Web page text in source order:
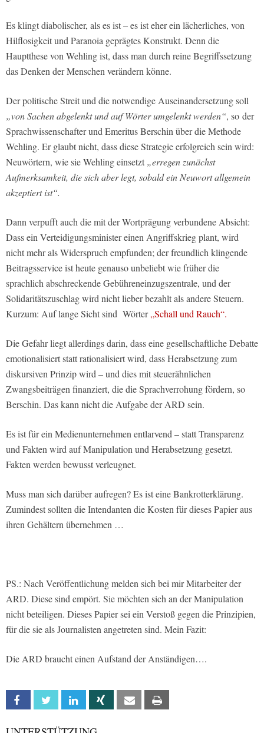
Es klingt diabolischer, als es ist – es ist eher ein lächerliches, von
Hilflosigkeit und Paranoia geprägtes Konstrukt. Denn die
Hauptthese von Wehling ist, dass man durch reine Begriffssetzung
das Denken der Menschen verändern könne.
Der politische Streit und die notwendige Auseinandersetzung soll
„von Sachen abgelenkt und auf Wörter umgelenkt werden“, so der
Sprachwissenschafter und Emeritus Berschin über die Methode
Wehling. Er glaubt nicht, dass diese Strategie erfolgreich sein wird:
Neuwörtern, wie sie Wehling einsetzt „erregen zunächst
Aufmerksamkeit, die sich aber legt, sobald ein Neuwort allgemein
akzeptiert ist“.
Dann verpufft auch die mit der Wortprägung verbundene Absicht:
Dass ein Verteidigungsminister einen Angriffskrieg plant, wird
nicht mehr als Widerspruch empfunden; der freundlich klingende
Beitragsservice ist heute genauso unbeliebt wie früher die
sprachlich abschreckende Gebühreneinzugszentrale, und der
Solidaritätszuschlag wird nicht lieber bezahlt als andere Steuern.
Kurzum: Auf lange Sicht sind Wörter„Schall und Rauch“.
Die Gefahr liegt allerdings darin, dass eine gesellschaftliche Debatte
emotionalisiert statt rationalisiert wird, dass Herabsetzung zum
diskursiven Prinzip wird – und dies mit steuerähnlichen
Zwangsbeiträgen finanziert, die die Sprachverrohung fördern, so
Berschin. Das kann nicht die Aufgabe der ARD sein.
Es ist für ein Medienunternehmen entlarvend – statt Transparenz
und Fakten wird auf Manipulation und Herabsetzung gesetzt.
Fakten werden bewusst verleugnet.
Muss man sich darüber aufregen? Es ist eine Bankrotterklärung.
Zumindest sollten die Intendanten die Kosten für dieses Papier aus
ihren Gehältern übernehmen …
PS.: Nach Veröffentlichung melden sich bei mir Mitarbeiter der
ARD. Diese sind empört. Sie möchten sich an der Manipulation
nicht beteiligen. Dieses Papier sei ein Verstoß gegen die Prinzipien,
für die sie als Journalisten angetreten sind. Mein Fazit:
Die ARD braucht einen Aufstand der Anständigen….
Facebook Twitter Linkedin Xing Email